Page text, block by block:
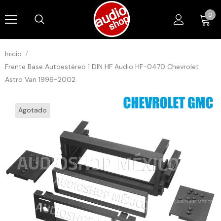
Read
the
Privacy
0
Inicio
Frente Base Autoestéreo 1 DIN HF Audio HF-0470 Chevrolet
Astro Van 1996-2002
Agotado